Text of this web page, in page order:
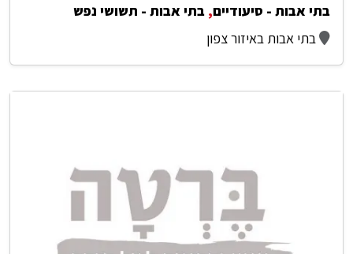
בתי אבות - סיעודיים, בתי אבות - תשושי נפש
בתי אבות באיזור צפון